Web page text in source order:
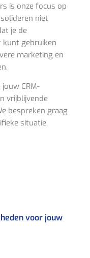
is onze focus op
niet
je de
kunt gebruiken
marketing en
CRM-
vrijblijvende
bespreken graag
situatie.
voor jouw